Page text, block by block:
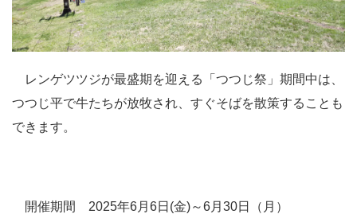
レンゲツツジが最盛期を迎える「つつじ祭」期間中は、
つつじ平で牛たちが放牧され、すぐそばを散策することも
できます。
開催期間 2025年6月6日(金)～6月30日（月）